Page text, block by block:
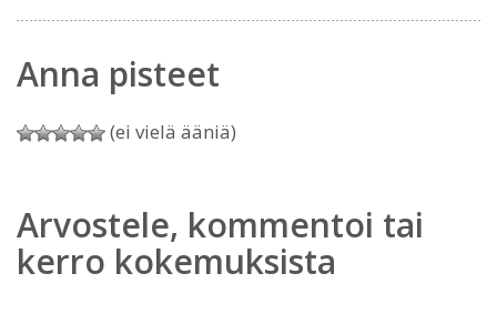
Anna pisteet
(ei vielä ääniä)
Arvostele, kommentoi tai
kerro kokemuksista